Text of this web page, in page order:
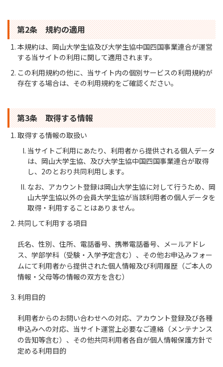
第2条 規約の適用
本規約は、岡山大学生協及び大学生協中国四国事業連合が運営
する当サイトの利用に関して適用されます。
この利用規約の他に、当サイト内の個別サービスの利用規約が
存在する場合は、その利用規約をご確認ください。
第3条 取得する情報
取得する情報の取扱い
当サイトご利用にあたり、利用者から提供される個人データ
は、岡山大学生協、及び大学生協中国四国事業連合が取得
し、2のとおり共同利用します。
なお、アカウント登録は岡山大学生協に対して行うため、岡
山大学生協以外の会員大学生協が当該利用者の個人データを
取得・利用することはありません。
共同して利用する項目
氏名、性別、住所、電話番号、携帯電話番号、メールアドレ
ス、学部学科（受験・入学予定含む）、その他お申込みフォー
ムにて利用者から提供された個人情報及び利用履歴（ご本人の
情報・父母等の情報の双方を含む）
利用目的
利用者からのお問い合わせへの対応、アカウント登録及び各種
申込みへの対応、当サイト運営上必要なご連絡（メンテナンス
の告知等含む）、その他共同利用者各自が個人情報保護方針で
定める利用目的